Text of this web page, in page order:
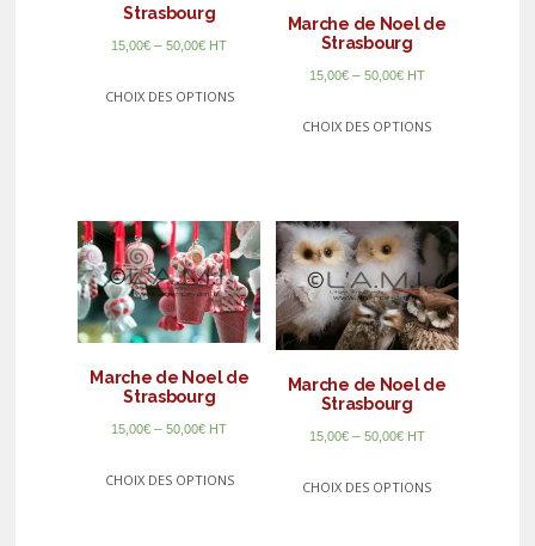
Strasbourg
15,00€ –50,00€ HT
CHOIX DES OPTIONS
Marche de Noel de
Strasbourg
15,00€– 50,00€ HT
CHOIX DES OPTIONS
Marche de Noel de
Strasbourg
15,00€ –50,00€ HT
CHOIX DES OPTIONS
Marche de Noel de
Strasbourg
15,00€– 50,00€ HT
CHOIX DES OPTIONS